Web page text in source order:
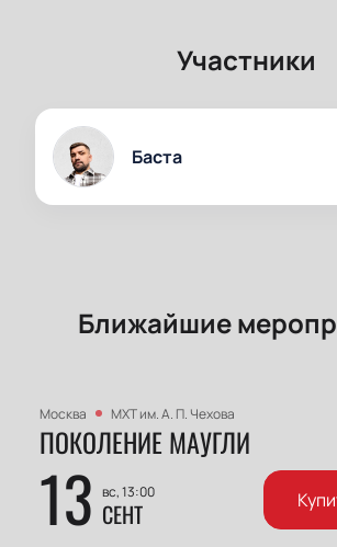
Участники
Баста
Ближайшие
Москва МХТ им. А. П. Чехова
ПОКОЛЕНИЕ МАУГЛИ
13 вс, 13:00
СЕНТ